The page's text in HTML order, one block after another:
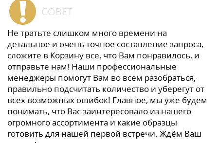
СОВЕТ
Не тратьте слишком много времени на
детальное и очень точное составление запроса,
сложите в Корзину все, что Вам понравилось, и
отправьте нам! Наши профессиональные
менеджеры помогут Вам во всем разобраться,
правильно подсчитать количество и уберегут от
всех возможных ошибок! Главное, мы уже будем
понимать, что Вас заинтересовало из нашего
огромного ассортимента и какие образцы
готовить для нашей первой встречи. Ждём Ваш